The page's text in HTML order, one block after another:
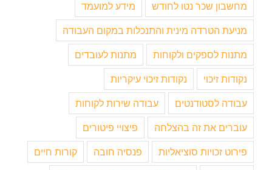
מחשבון שכר נטו לחודש מידע למועמד
מניעת הטרדה מינית והתנכלות במקום העבודה
מתנות לספקים ולקוחות מתנות לעובדים
נקודות זיכוי נקודות זיכוי עיקריות
עבודה לסטודנטים עבודה שירות לקוחות
עוברים את זה בהצלחה פיצויי פיטורים
פירוט זכויות סוציאליות פנסיה חובה קורות חיים